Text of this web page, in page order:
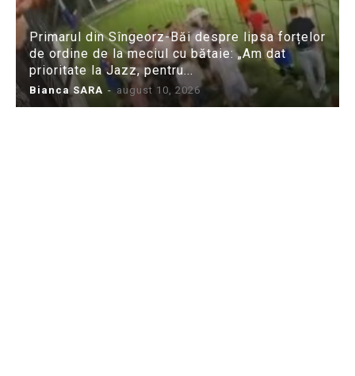
Primarul din Sîngeorz-Băi despre lipsa forțelor
de ordine de la meciul cu bătaie: „Am dat
prioritate la Jazz, pentru...
Bianca SARA - august 10, 2026